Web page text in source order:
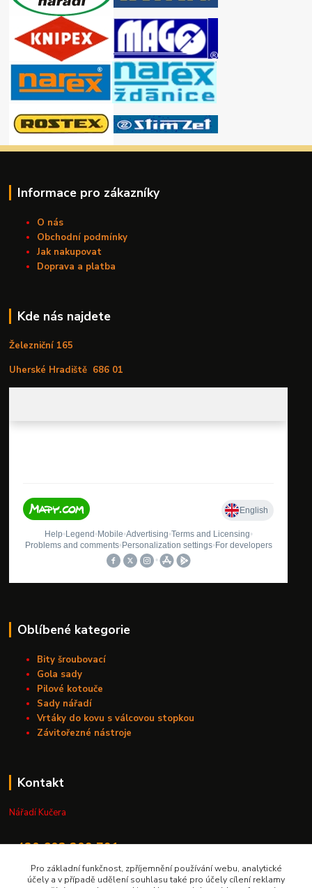
Informace pro zákazníky
O nás
Obchodní podmínky
Jak nakupovat
Doprava a platba
Kde nás najdete
Železniční 165
Uherské Hradiště 686 01
Oblíbené kategorie
Bity šroubovací
Gola sady
Pilové kotouče
Sady nářadí
Vrtáky do kovu s válcovou stopkou
Závitořezné nástroje
Kontakt
Nářadí Kučera
+420 603 209 791
info@naradikucera.cz
Pro základní funkčnost, zpříjemnění používání webu, analytické
účely a v případě udělení souhlasu také pro účely cílení reklamy